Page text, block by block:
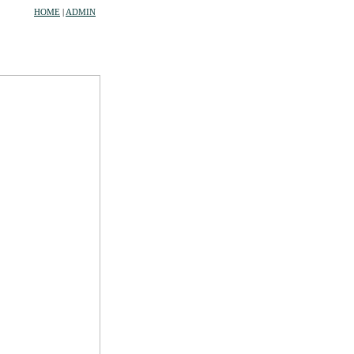
HOME | ADMIN